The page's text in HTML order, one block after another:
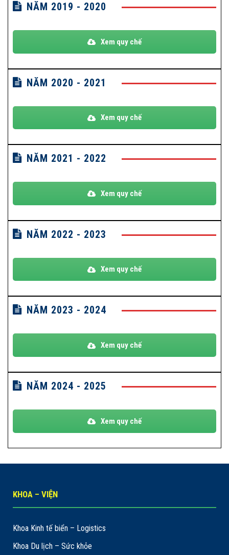
NĂM 2019 - 2020
Xem quy chế
NĂM 2020 - 2021
Xem quy chế
NĂM 2021 - 2022
Xem quy chế
NĂM 2022 - 2023
Xem quy chế
NĂM 2023 - 2024
Xem quy chế
NĂM 2024 - 2025
Xem quy chế
KHOA – VIỆN
Khoa Kinh tế biển – Logistics
Khoa Du lịch – Sức khỏe